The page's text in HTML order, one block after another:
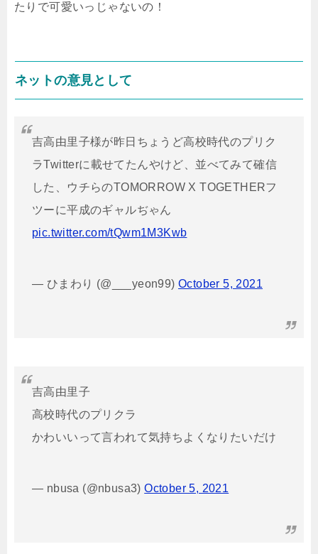
たりで可愛いっじゃないの！
ネットの意見として
吉高由里子様が昨日ちょうど高校時代のプリク
ラTwitterに載せてたんやけど、並べてみて確信
した、ウチらのTOMORROW X TOGETHERフ
ツーに平成のギャルぢゃん
pic.twitter.com/tQwm1M3Kwb
— ひまわり (@___yeon99) October 5, 2021
吉高由里子
高校時代のプリクラ
かわいいって言われて気持ちよくなりたいだけ
— nbusa (@nbusa3)October 5, 2021